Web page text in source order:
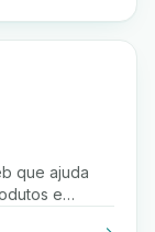
que ajuda
e